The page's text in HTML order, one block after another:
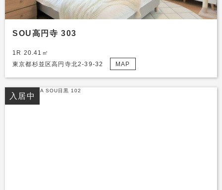
SOU高円寺 303
1R 20.41㎡
東京都杉並区高円寺北2-39-32
MAP
入居中